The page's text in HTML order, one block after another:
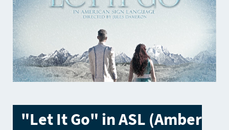
"Let It Go" in ASL (Amber